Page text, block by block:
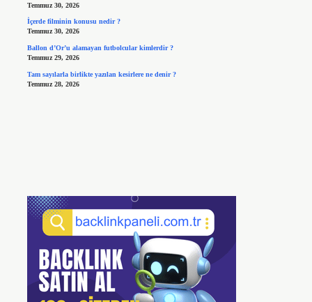
Temmuz 30, 2026
İçerde filminin konusu nedir ?
Temmuz 30, 2026
Ballon d’Or’u alamayan futbolcular kimlerdir ?
Temmuz 29, 2026
Tam sayılarla birlikte yazılan kesirlere ne denir ?
Temmuz 28, 2026